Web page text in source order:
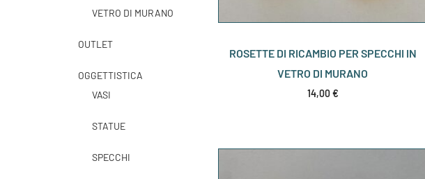
VETRO DI MURANO
OUTLET
OGGETTISTICA
VASI
STATUE
SPECCHI
ROSETTE DI RICAMBIO PER SPECCHI IN
VETRO DI MURANO
14,00€